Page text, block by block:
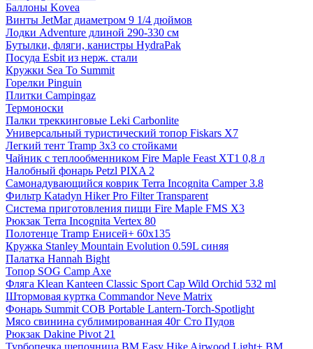
Баллоны Kovea
Винты JetMar диаметром 9 1/4 дюймов
Лодки Adventure длиной 290-330 см
Бутылки, фляги, канистры HydraPak
Посуда Esbit из нерж. стали
Кружки Sea To Summit
Горелки Pinguin
Плитки Campingaz
Термоноски
Палки треккинговые Leki Carbonlite
Универсальный туристический топор Fiskars X7
Легкий тент Tramp 3x3 со стойками
Чайник с теплообменником Fire Maple Feast XT1 0,8 л
Налобный фонарь Petzl PIXA 2
Самонадувающийся коврик Terra Incognita Camper 3.8
Фильтр Katadyn Hiker Pro Filter Transparent
Система приготовления пищи Fire Maple FMS X3
Рюкзак Terra Incognita Vertex 80
Полотенце Tramp Енисей+ 60x135
Кружка Stanley Mountain Evolution 0.59L синяя
Палатка Hannah Bight
Топор SOG Camp Axe
Фляга Klean Kanteen Classic Sport Cap Wild Orchid 532 ml
Штормовая куртка Commandor Neve Matrix
Фонарь Summit COB Portable Lantern-Torch-Spotlight
Мясо свинина сублимированная 40г Сто Пудов
Рюкзак Dakine Pivot 21
Турбопечка щепочница BM Easy Hike Airwood Light+ BM